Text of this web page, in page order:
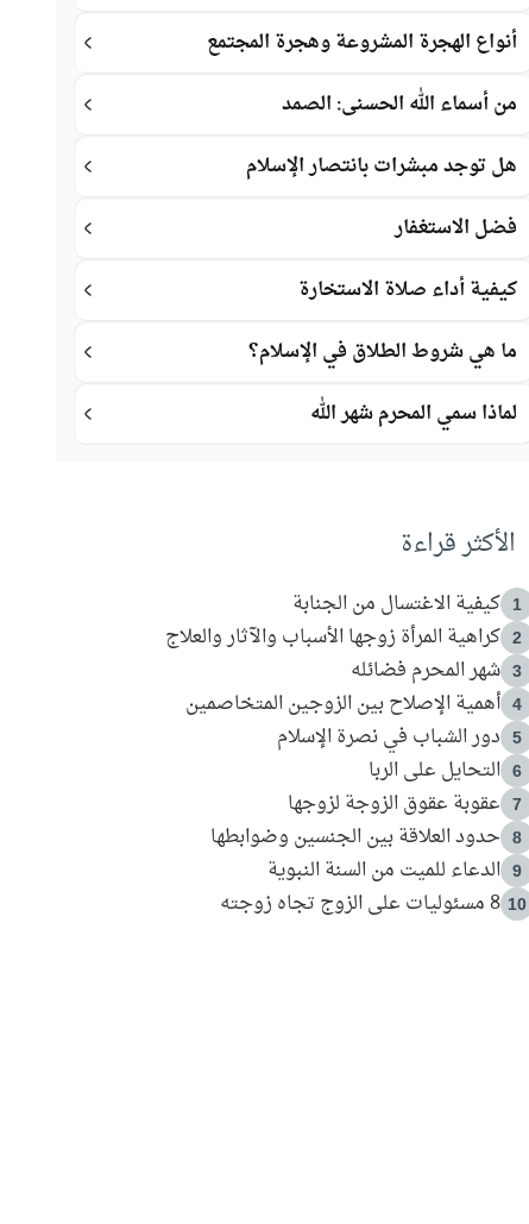
أنواع الهجرة المشروعة وهجرة المجتمع
من أسماء الله الحسنى: الصمد
هل توجد مبشرات بانتصار الإسلام
فضل الاستغفار
كيفية أداء صلاة الاستخارة
ما هي شروط الطلاق في الإسلام؟
لماذا سمي المحرم شهر الله
الأكثر قراءة
1 كيفية الاغتسال من الجنابة
2 كراهية المرأة زوجها الأسباب والآثار والعلاج
3 شهر المحرم فضائله
4 أهمية الإصلاح بين الزوجين المتخاصمين
5 دور الشباب في نصرة الإسلام
6 التحايل على الربا
7 عقوبة عقوق الزوجة لزوجها
8 حدود العلاقة بين الجنسين وضوابطها
9 الدعاء للميت من السنة النبوية
10 8 مسئوليات على الزوج تجاه زوجته